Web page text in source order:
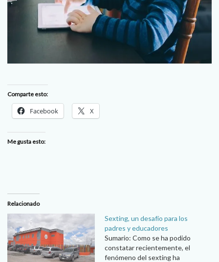
Comparte esto:
Facebook X
Me gusta esto:
Relacionado
Sexting, un desafío para los
padres y educadores
Sumario: Como se ha podido
constatar recientemente, el
fenómeno del sexting ha